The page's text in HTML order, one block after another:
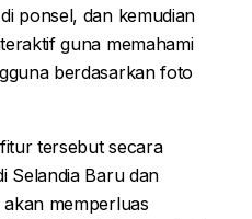
ponsel, dan kemudian
guna memahami
berdasarkan foto
tersebut secara
Selandia Baru dan
memperluas